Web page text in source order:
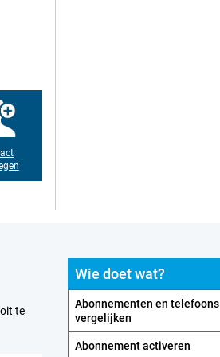
te
Wie doet wat?
Abonnementen en telefoons
vergelijken
Abonnement activeren